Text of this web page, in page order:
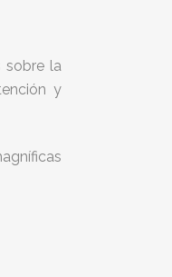
sobre la
y